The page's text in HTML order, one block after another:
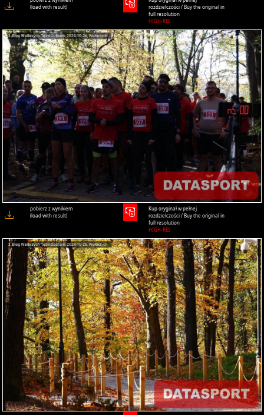
(load with result)
rozdzielczości / Buy the original in
full resolution
HIGH-RES
pobierz z wynikiem
(load with result)
Kup oryginał w pełnej
rozdzielczości / Buy the original in
full resolution
HIGH-RES